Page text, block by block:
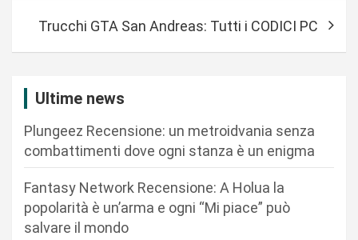
Trucchi GTA San Andreas: Tutti i CODICI PC
Ultime news
Plungeez Recensione: un metroidvania senza
combattimenti dove ogni stanza è un enigma
Fantasy Network Recensione: A Holua la
popolarità è un’arma e ogni “Mi piace” può
salvare il mondo